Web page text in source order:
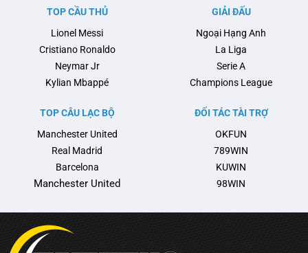
thế lực không thể cản phá tại
đội bóng này với Liên đoàn
TOP CẦU THỦ
Lionel Messi
Cristiano Ronaldo
Neymar Jr
Kylian Mbappé
GIẢI ĐẤU
Ngoại Hạng Anh
La Liga
Serie A
Champions League
TOP CÂU LẠC BỘ
Manchester United
Real Madrid
Barcelona
Manchester United
ĐỐI TÁC TÀI TRỢ
OKFUN
789WIN
KUWIN
98WIN